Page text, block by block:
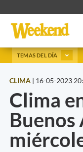
TEMAS DEL DÍA
CLIMA | 16-05-2023
Clima
Buenos